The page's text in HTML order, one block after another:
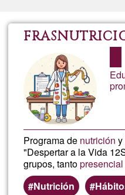
Programa de nutrición y
"Despertar a la Vida
grupos, tantopresencial
Nutrición